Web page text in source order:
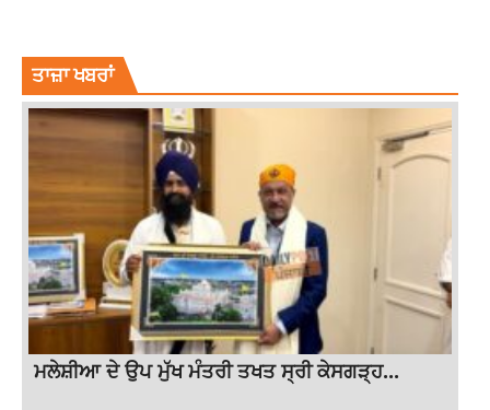
ਤਾਜ਼ਾ ਖਬਰਾਂ
ਮਲੇਸ਼ੀਆ ਦੇ ਉਪ ਮੁੱਖ ਮੰਤਰੀ ਤਖਤ ਸ੍ਰੀ ਕੇਸਗੜ੍ਹ...